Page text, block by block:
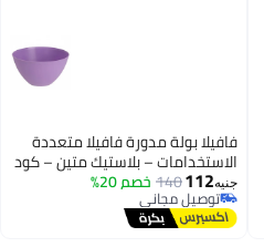
فافيلا بولة مدورة فافيلا متعددة
الاستخدامات – بلاستيك متين – كود
342-4 لتر-سعة22.5*12سم
جنيه112
140خصم 20%
توصيل مجاني
توصيل مجاني